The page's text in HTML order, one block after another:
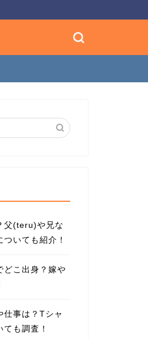
父(teru)や兄な
いても紹介！
どこ出身？嫁や
仕事は？Tシャ
も調査！